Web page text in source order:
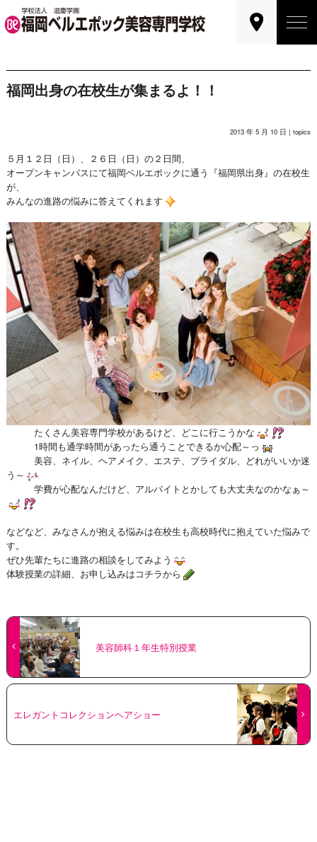
福岡出身の在校生が集まるよ！！
2013 年 5 月 10 日 |topics
５月１２日（日）、２６日（日）の２日間、
オープンキャンパスにて福岡ベルエポックに通う『福岡県出身』の在校生
が、
みんなの進路の悩みに答えてくれます
たくさん美容専門学校があるけど、どこに行こうかな
1時間も通学時間があったら通うことできるか心配～っ
美容、ネイル、ヘアメイク、エステ、ブライダル、どれがいいか迷
う～
学費が心配なんだけど、アルバイトとかしても大丈夫なのかなぁ～
などなど、みなさんが抱える悩みは在校生も高校時代に抱えていた悩みで
す。
ぜひ先輩たちに進路の相談をしてみよう
体験授業の詳細、お申し込みはコチラから
美容師科１年生特別授業
エレガントコレクションヘアショー